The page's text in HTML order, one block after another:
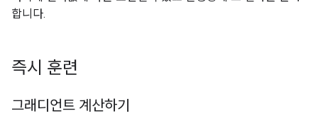
합니다.
즉시 훈련
그래디언트 계산하기